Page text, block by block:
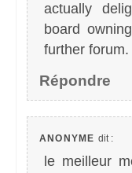
actually
board
further forum.
Répondre
ANONYME dit :
le meilleur